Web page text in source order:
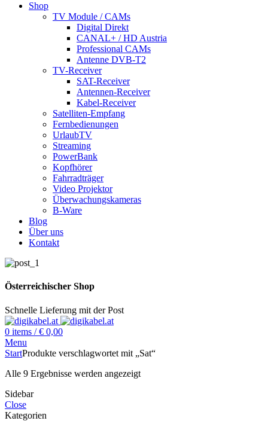
Shop
TV Module / CAMs
Digital Direkt
CANAL+ / HD Austria
Professional CAMs
Antenne DVB-T2
TV-Receiver
SAT-Receiver
Antennen-Receiver
Kabel-Receiver
Satelliten-Empfang
Fernbedienungen
UrlaubTV
Streaming
PowerBank
Kopfhörer
Fahrradträger
Video Projektor
Überwachungskameras
B-Ware
Blog
Über uns
Kontakt
Österreichischer Shop
Schnelle Lieferung mit der Post
0 items / € 0,00
Menu
StartProdukte verschlagwortet mit „Sat“
Alle 9 Ergebnisse werden angezeigt
Sidebar
Close
Kategorien